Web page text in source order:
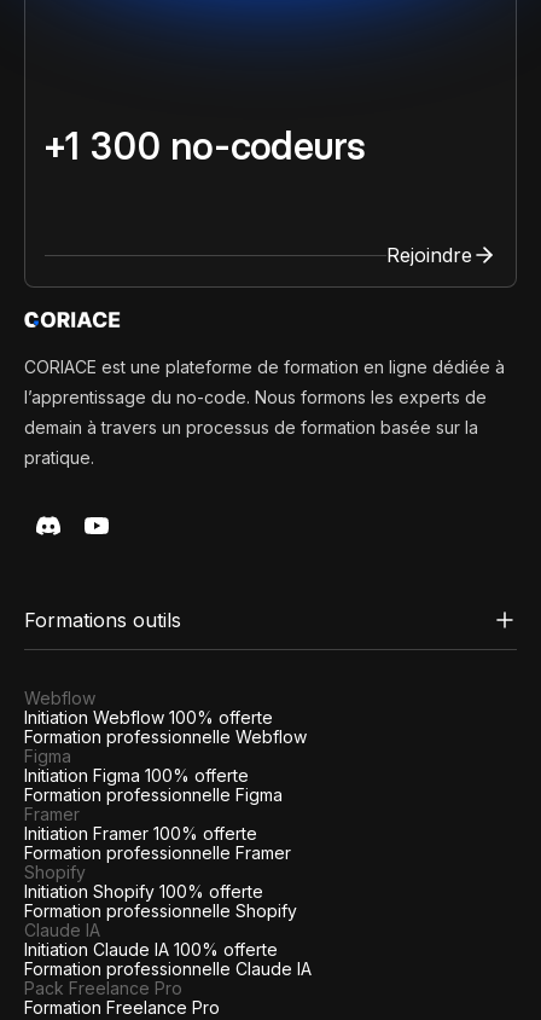
+1 300 no-codeurs
Rejoindre
CORIACE est une plateforme de formation en ligne dédiée à
l’apprentissage du no-code. Nous formons les experts de
demain à travers un processus de formation basée sur la
pratique.
Formations outils
Webflow
Initiation Webflow 100% offerte
Formation professionnelle Webflow
Figma
Initiation Figma 100% offerte
Formation professionnelle Figma
Framer
Initiation Framer 100% offerte
Formation professionnelle Framer
Shopify
Initiation Shopify 100% offerte
Formation professionnelle Shopify
Claude IA
Initiation Claude IA 100% offerte
Formation professionnelle Claude IA
Pack Freelance Pro
Formation Freelance Pro